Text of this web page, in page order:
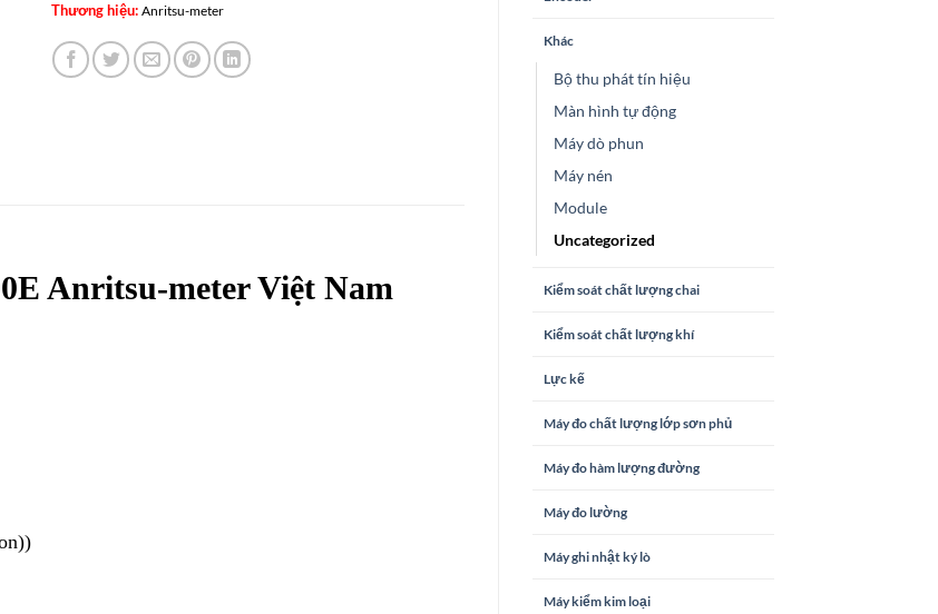
Khác
Bộ thu phát tín hiệu
Màn hình tự động
Máy dò phun
Máy nén
Module
Uncategorized
Kiểm soát chất lượng chai
Kiểm soát chất lượng khí
Lực kế
Máy đo chất lượng lớp sơn phủ
Máy đo hàm lượng đường
Máy đo lường
Máy ghi nhật ký lò
Máy kiểm kim loại
Thương hiệu: Anritsu-meter
Anritsu-meter Việt Nam